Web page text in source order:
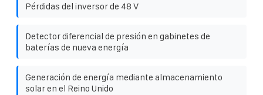
Pérdidas del inversor de 48 V
Detector diferencial de presión en gabinetes de
baterías de nueva energía
Generación de energía mediante almacenamiento
solar en el Reino Unido